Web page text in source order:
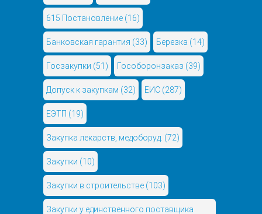
615 Постановление (16)
Банковская гарантия (33) Березка (14)
Госзакупки (51) Гособоронзаказ (39)
Допуск к закупкам (32) ЕИС (287)
ЕЭТП (19)
Закупка лекарств, медоборуд. (72)
Закупки (10)
Закупки в строительстве (103)
Закупки у единственного поставщика